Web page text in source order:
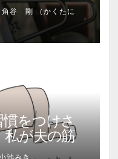
角谷 剛 （かくたに
をつけさ
が夫の筋
テップ
池みき